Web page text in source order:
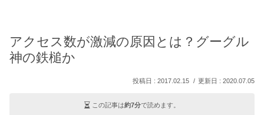
アクセス数が激減の原因とは？グーグル
神の鉄槌か
2017.02.15 2020.07.05
この記事は約7分で読めます。